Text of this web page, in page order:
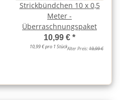
Strickbündchen 10 x 0,5
Meter -
Überraschnungspaket
10,99 € *
10,99 € pro 1 StückAlter Preis:19,99 €